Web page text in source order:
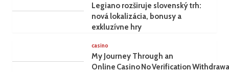
Legiano rozširuje slovenský trh:
nová lokalizácia, bonusy a
exkluzívne hry
casino
My Journey Through an
Online Casino No Verification